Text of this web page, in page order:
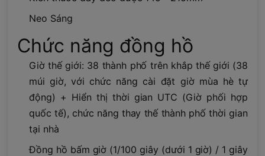
Neo Sáng
Chức năng đồng hồ
Giờ thế giới: 38 thành phố trên khắp thế giới (38
múi giờ, với chức năng cài đặt giờ mùa hè tự
động) + Hiển thị thời gian UTC (Giờ phối hợp
quốc tế), chức năng thay thế thành phố thời gian
tại nhà
Đồng hồ bấm giờ (1/100 giây (dưới 1 giờ) / 1 giây